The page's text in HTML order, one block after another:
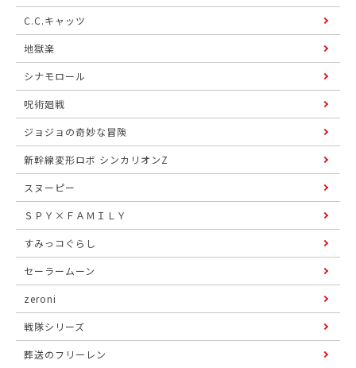
C.C.キャッツ
地獄楽
シナモロール
呪術廻戦
ジョジョの奇妙な冒険
新幹線変形ロボ シンカリオンZ
スヌーピー
ＳＰＹ×ＦＡＭＩＬＹ
すみっコぐらし
セーラームーン
zeroni
戦隊シリーズ
葬送のフリーレン